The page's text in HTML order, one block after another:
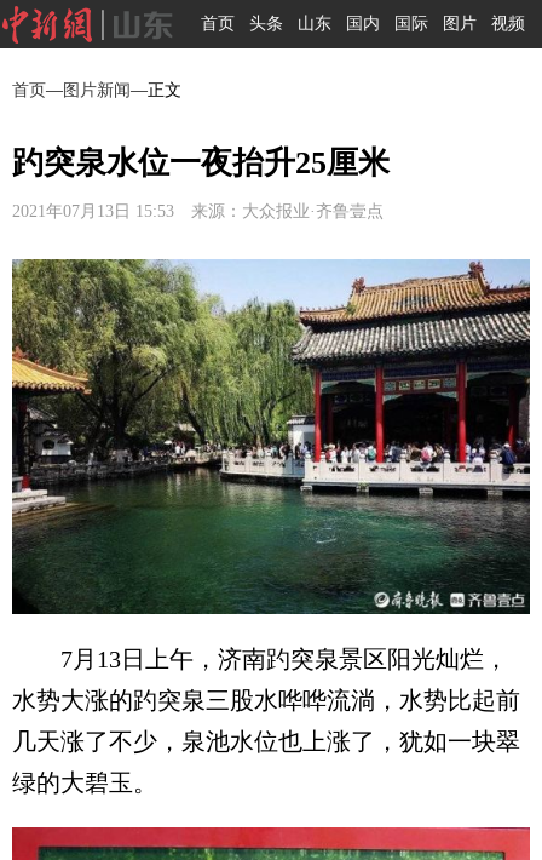
首页 头条 山东 国内 国际 图片 视频
首页—图片新闻—正文
趵突泉水位一夜抬升25厘米
2021年07月13日 15:53 来源：大众报业·齐鲁壹点
7月13日上午，济南趵突泉景区阳光灿烂，
水势大涨的趵突泉三股水哗哗流淌，水势比起前
几天涨了不少，泉池水位也上涨了，犹如一块翠
绿的大碧玉。